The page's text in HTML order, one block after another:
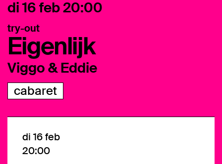
Eigenlijk
Viggo & Eddie
try-out
di 16 feb20:00
cabaret
di 16 feb
20:00